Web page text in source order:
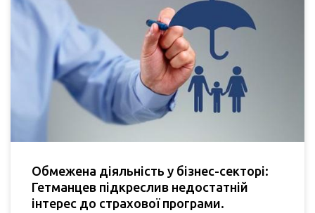
Обмежена діяльність у бізнес-секторі:
Гетманцев підкреслив недостатній
інтерес до страхової програми.